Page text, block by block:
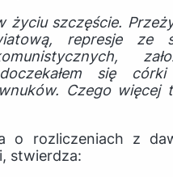
życiu szczęście.
represje ze
się
Czego więcej
o rozliczeniach z
stwierdza: